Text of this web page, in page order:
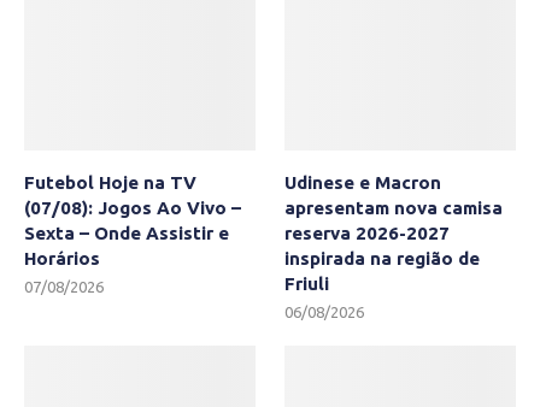
Futebol Hoje na TV
(07/08): Jogos Ao Vivo –
Sexta – Onde Assistir e
Horários
07/08/2026
Udinese e Macron
apresentam nova camisa
reserva 2026-2027
inspirada na região de
Friuli
06/08/2026